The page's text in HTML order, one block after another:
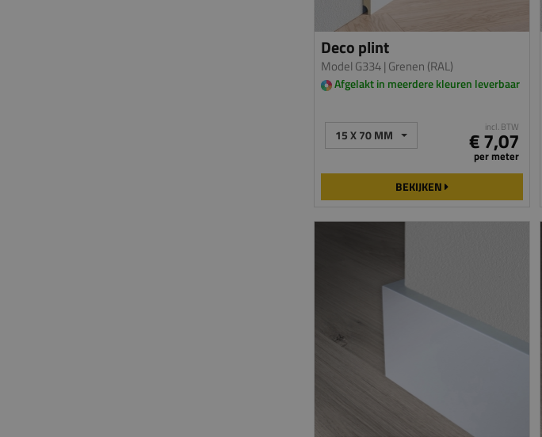
Deco plint
Model G334| Grenen (RAL)
Afgelakt in meerdere kleuren leverbaar
15 X 70 MM incl. BTW
€ 7,07
per meter
BEKIJKEN